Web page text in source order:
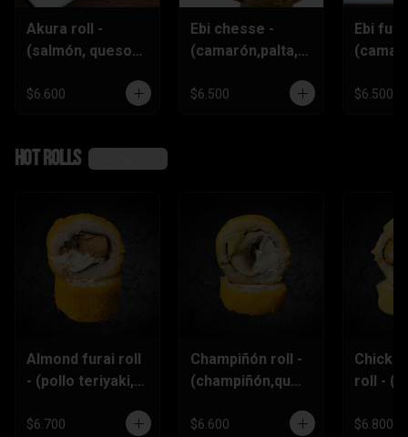
Akura roll -
(salmón, queso
,ciboulette)
$6.600
Ebi chesse -
(camarón,palta,q
$6.500
Ebi
$6.500
Hot rolls
Almond furai roll
- (pollo teriyaki,
crema,almendra
$6.700
Champiñón roll -
(champiñón,ques
$6.600
roll -
piñón)
$6.800